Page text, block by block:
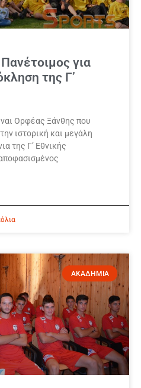
για
της Γ’
Ορφέας Ξάνθης που
ιστορική και μεγάλη
της Γ’ Εθνικής
ΑΚΑΔΗΜΙΑ